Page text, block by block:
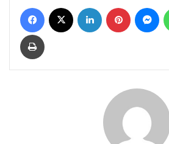
Facebook LinkedIn Pinterest
Print